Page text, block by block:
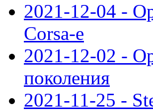
2021-12-04 -
Corsa-e
2021-12-02 -
поколения
2021-11-25 -